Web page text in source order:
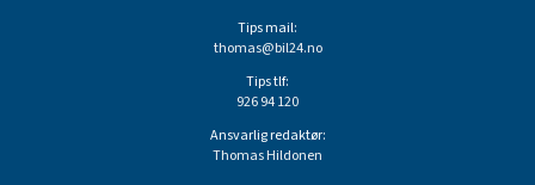
Tips mail:
thomas@bil24.no
Tips tlf:
926 94 120
Ansvarlig redaktør:
Thomas Hildonen